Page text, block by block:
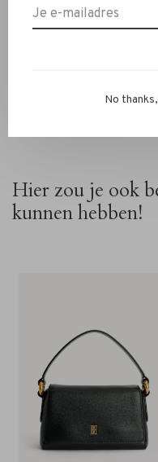
info@rivs.nlof bel
Hier zou je ook
kunnen hebben!
No